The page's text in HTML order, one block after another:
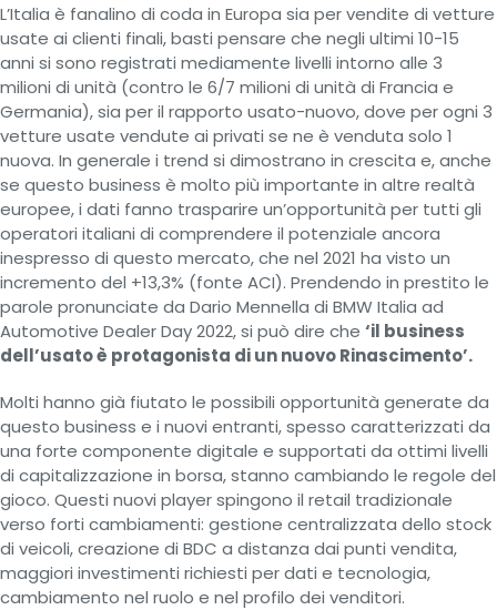
L’Italia è fanalino di coda in Europa sia per vendite di vetture
usate ai clienti finali, basti pensare che negli ultimi 10-15
anni si sono registrati mediamente livelli intorno alle 3
milioni di unità (contro le 6/7 milioni di unità di Francia e
Germania), sia per il rapporto usato-nuovo, dove per ogni 3
vetture usate vendute ai privati se ne è venduta solo 1
nuova. In generale i trend si dimostrano in crescita e, anche
se questo business è molto più importante in altre realtà
europee, i dati fanno trasparire un’opportunità per tutti gli
operatori italiani di comprendere il potenziale ancora
inespresso di questo mercato, che nel 2021 ha visto un
incremento del +13,3% (fonte ACI). Prendendo in prestito le
parole pronunciate da Dario Mennella di BMW Italia ad
Automotive Dealer Day 2022, si può dire che ‘il business
dell’usato è protagonista di un nuovo Rinascimento’.
Molti hanno già fiutato le possibili opportunità generate da
questo business e i nuovi entranti, spesso caratterizzati da
una forte componente digitale e supportati da ottimi livelli
di capitalizzazione in borsa, stanno cambiando le regole del
gioco. Questi nuovi player spingono il retail tradizionale
verso forti cambiamenti: gestione centralizzata dello stock
di veicoli, creazione di BDC a distanza dai punti vendita,
maggiori investimenti richiesti per dati e tecnologia,
cambiamento nel ruolo e nel profilo dei venditori.